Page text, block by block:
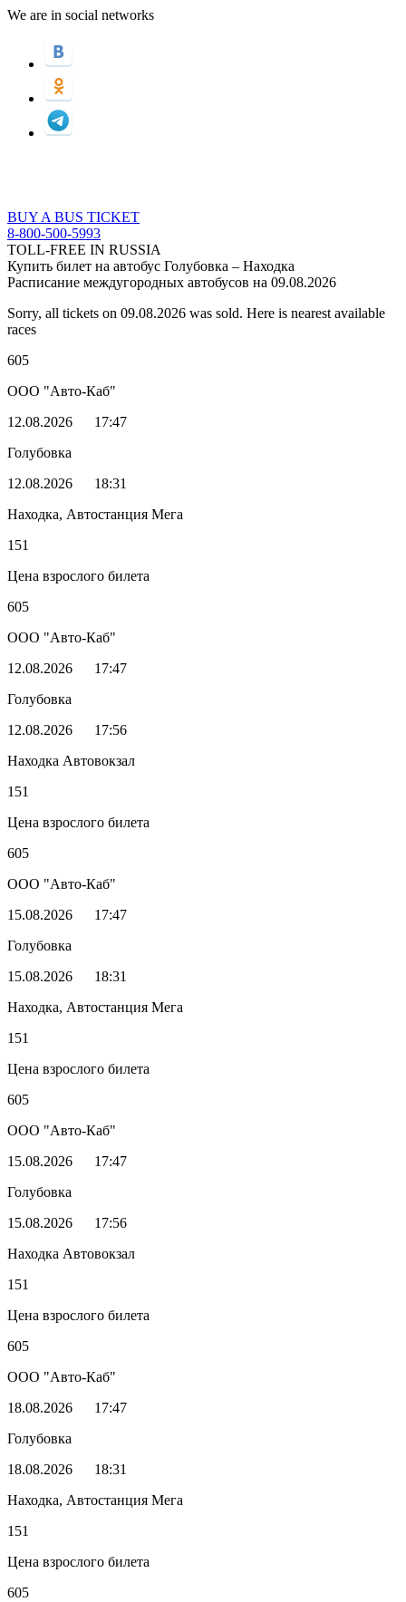
We are in social networks
BUY A BUS TICKET
8-800-500-5993
TOLL-FREE IN RUSSIA
Купить билет на автобус Голубовка – Находка
Расписание междугородных автобусов на 09.08.2026
Sorry, all tickets on 09.08.2026 was sold. Here is nearest available
races
605
ООО "Авто-Каб"
12.08.2026
17:47
Голубовка
12.08.2026
18:31
Находка, Автостанция Мега
151
Цена взрослого билета
605
ООО "Авто-Каб"
12.08.2026
17:47
Голубовка
12.08.2026
17:56
Находка Автовокзал
151
Цена взрослого билета
605
ООО "Авто-Каб"
15.08.2026
17:47
Голубовка
15.08.2026
18:31
Находка, Автостанция Мега
151
Цена взрослого билета
605
ООО "Авто-Каб"
15.08.2026
17:47
Голубовка
15.08.2026
17:56
Находка Автовокзал
151
Цена взрослого билета
605
ООО "Авто-Каб"
18.08.2026
17:47
Голубовка
18.08.2026
18:31
Находка, Автостанция Мега
151
Цена взрослого билета
605